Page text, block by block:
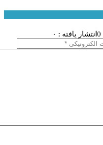
انتشار یافته : ۰